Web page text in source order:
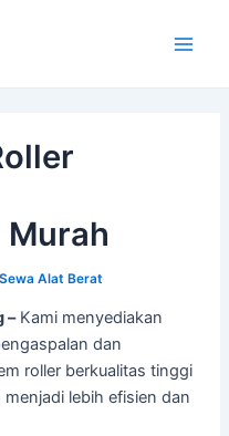
Sewa Alat Berat
–Kami menyediakan
dan
roller berkualitas tinggi
lebih efisien dan